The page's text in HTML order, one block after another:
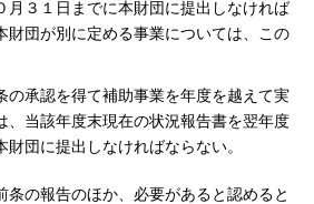
月３１日までに本財団に提出しなければ
財団が別に定める事業については、この
承認を得て補助事業を年度を越えて実
、当該年度末現在の状況報告書を翌年度
団に提出しなければならない。
の報告のほか、必要があると認めると